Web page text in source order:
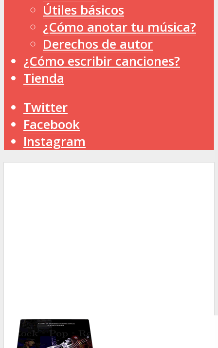
Útiles básicos
¿Cómo anotar tu música?
Derechos de autor
¿Cómo escribir canciones?
Tienda
Twitter
Facebook
Instagram